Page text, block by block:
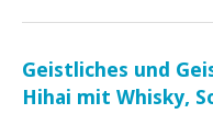
Geistliches und
Hihai mit Whisky,